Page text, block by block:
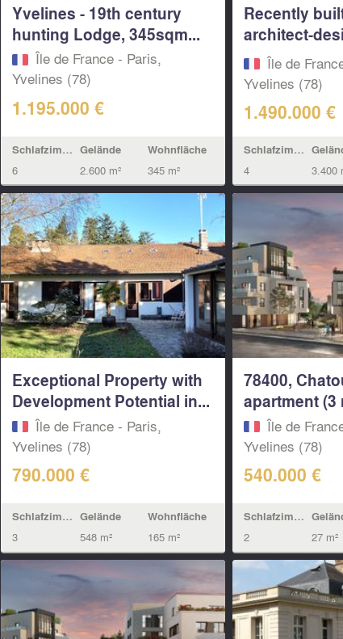
Yvelines - 19th century
hunting Lodge, 345sqm...
Île de France - Paris,
Yvelines (78)
1.195.000 €
Schlafzimmern
6
Gelände
2.600 m²
Wohnfläche
345 m²
Recently
architect-
house...
Île de
Yvelines (78)
1.490.000 €
Schlafzimmern
4 3.400
Exceptional Property with
Development Potential in...
Île de France - Paris,
Yvelines (78)
790.000 €
Schlafzimmern
3
Gelände
548 m²
Wohnfläche
165 m²
78400,
apartment (3
Île de
Yvelines (78)
540.000 €
Schlafzimmern
2 27 m²